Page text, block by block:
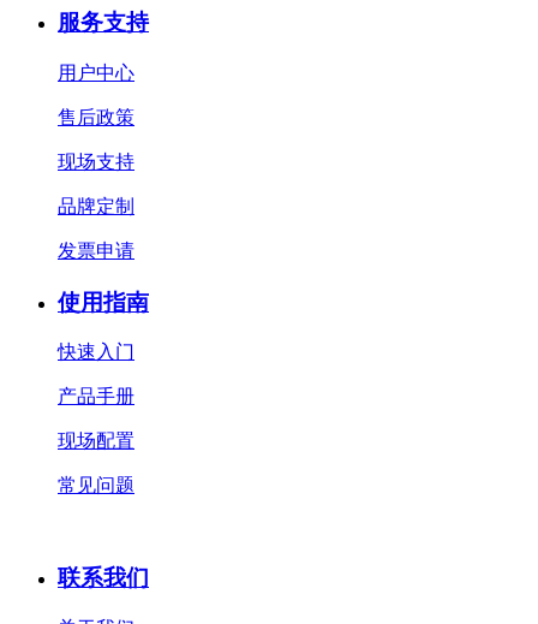
服务支持
用户中心
售后政策
现场支持
品牌定制
发票申请
使用指南
快速入门
产品手册
现场配置
常见问题
联系我们